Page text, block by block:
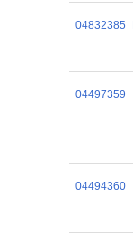
04832385
04497359
04494360